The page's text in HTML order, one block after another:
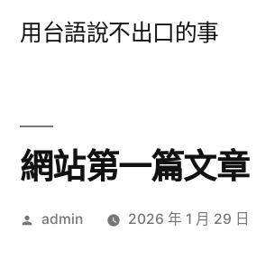
用台語說不出口的事
網站第一篇文章
作
admin 2026 年 1 月 29 日